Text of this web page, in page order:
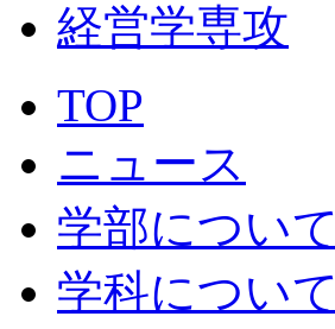
経営学専攻
TOP
ニュース
学部について
学科について